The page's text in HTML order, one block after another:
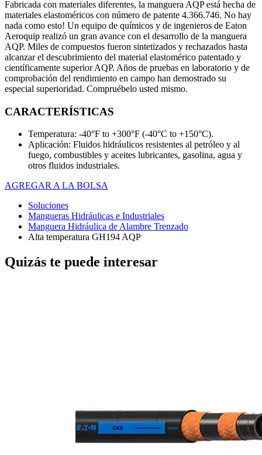
Fabricada con materiales diferentes, la manguera AQP está hecha de
materiales elastoméricos con número de patente 4.366.746. No hay
nada como esto! Un equipo de químicos y de ingenieros de Eaton
Aeroquip realizó un gran avance con el desarrollo de la manguera
AQP. Miles de compuestos fueron sintetizados y rechazados hasta
alcanzar el descubrimiento del material elastomérico patentado y
científicamente superior AQP. Años de pruebas en laboratorio y de
comprobación del rendimiento en campo han demostrado su
especial superioridad. Compruébelo usted mismo.
CARACTERÍSTICAS
Temperatura: -40°F to +300°F (-40°C to +150°C).
Aplicación: Fluidos hidráulicos resistentes al petróleo y al
fuego, combustibles y aceites lubricantes, gasolina, agua y
otros fluidos industriales.
AGREGAR A LA BOLSA
Soluciones
Mangueras Hidráulicas e Industriales
Manguera Hidráulica de Alambre Trenzado
Alta temperatura GH194 AQP
Quizás te puede interesar